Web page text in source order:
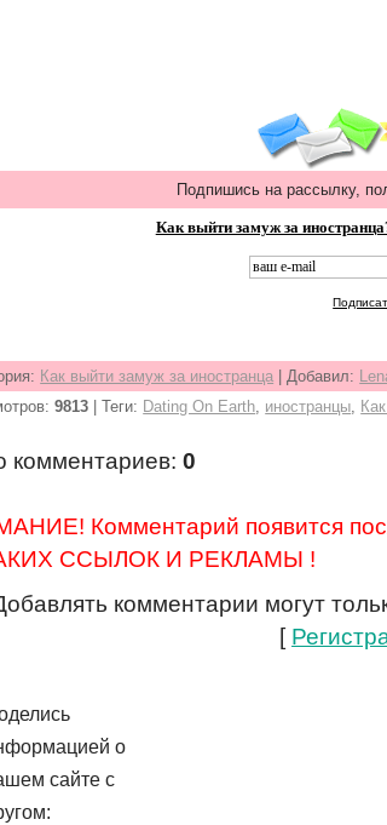
Подпишись на рассылку,
Как выйти замуж за
: Как выйти замуж за иностранца |Добавил:
:9813 |Теги: Dating On Earth, иностранцы,
комментариев:0
Комментарий появится
ССЫЛОК И РЕКЛАМЫ !
комментарии могут
[
о
сайте с